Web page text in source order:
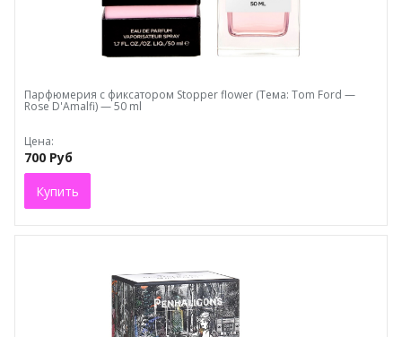
Парфюмерия с фиксатором Stopper flower (Тема: Tom Ford —
Rose D'Amalfi) — 50 ml
Цена:
700 Руб
Купить